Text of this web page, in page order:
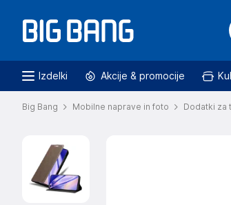
Izdelki Akcije & promocije
Big Bang Mobilne naprave in foto Dodatki za